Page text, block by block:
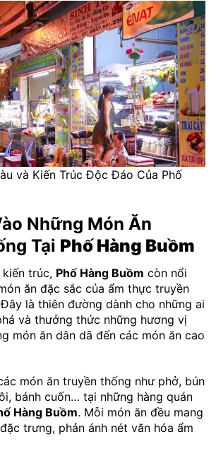
và Kiến Trúc Độc Đáo Của Phố
Những Món Ăn
Tại Phố Hàng Buồm
kiến trúc, Phố Hàng Buồm còn nổi
ăn đặc sắc của ẩm thực truyền
là thiên đường dành cho những ai
và thưởng thức những hương vị
món ăn dân dã đến các món ăn cao
món ăn truyền thống như phở, bún
bánh cuốn… tại những hàng quán
Hàng Buồm. Mỗi món ăn đều mang
trưng, phản ánh nét văn hóa ẩm